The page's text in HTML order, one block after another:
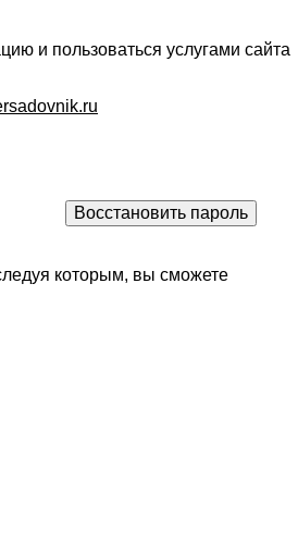
и пользоваться услугами сайта
которым, вы сможете